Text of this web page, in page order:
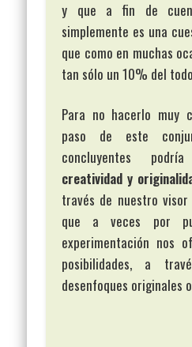
y que a fin de
simplemente es una
que como en muchas
tan sólo un 10% del
Para no hacerlo muy
paso de este
concluyentes
creatividad y
través de nuestro
que a veces por
experimentación nos
posibilidades, a
desenfoques originales